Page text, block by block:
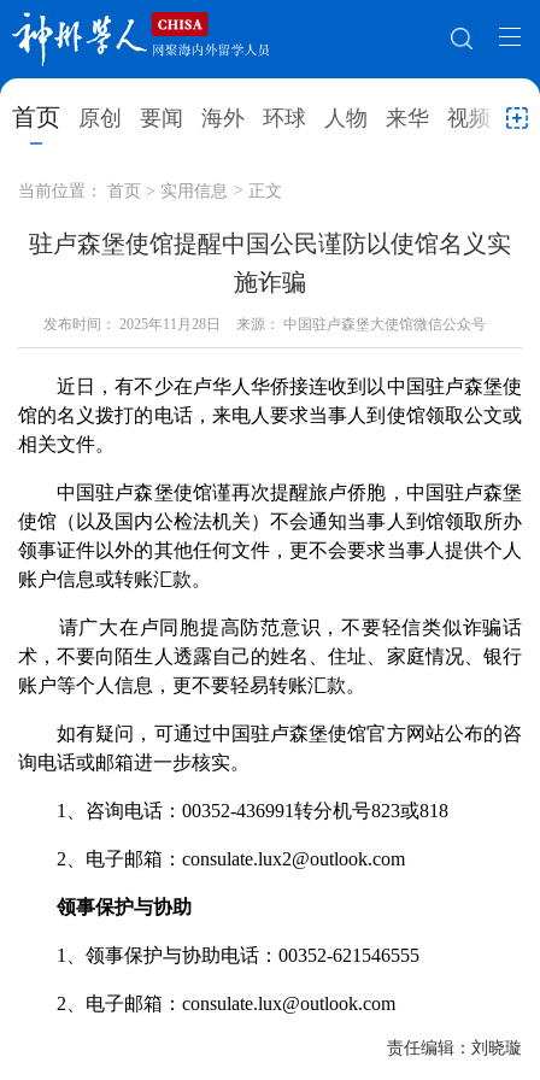
首页 原创 要闻 海外 环球 人物 来华 视频 教
网站地图
首页 原创
环球 人物 来华 视频
就业创业 合作办学
综合 深度 专题 实用信息
招聘信息
当前位置： 首页 > 实用信息 > 正文
驻卢森堡使馆提醒中国公民谨防以使馆名义实
施诈骗
发布时间： 2025年11月28日 来源： 中国驻卢森堡大使馆微信公众号
近日，有不少在卢华人华侨接连收到以中国驻卢森堡使
馆的名义拨打的电话，来电人要求当事人到使馆领取公文或
相关文件。
中国驻卢森堡使馆谨再次提醒旅卢侨胞，中国驻卢森堡
使馆（以及国内公检法机关）不会通知当事人到馆领取所办
领事证件以外的其他任何文件，更不会要求当事人提供个人
账户信息或转账汇款。
请广大在卢同胞提高防范意识，不要轻信类似诈骗话
术，不要向陌生人透露自己的姓名、住址、家庭情况、银行
账户等个人信息，更不要轻易转账汇款。
如有疑问，可通过中国驻卢森堡使馆官方网站公布的咨
询电话或邮箱进一步核实。
1、咨询电话：00352-436991转分机号823或818
2、电子邮箱：consulate.lux2@outlook.com
领事保护与协助
1、领事保护与协助电话：00352-621546555
2、电子邮箱：consulate.lux@outlook.com
责任编辑：刘晓璇